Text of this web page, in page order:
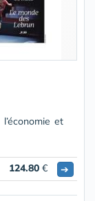
et
124.80 € ➔